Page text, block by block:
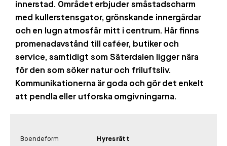
innerstad. Området erbjuder småstadscharm
med kullerstensgator, grönskande innergårdar
och en lugn atmosfär mitt i centrum. Här finns
promenadavstånd till caféer, butiker och
service, samtidigt som Säterdalen ligger nära
för den som söker natur och friluftsliv.
Kommunikationerna är goda och gör det enkelt
att pendla eller utforska omgivningarna.
Boendeform Hyresrätt